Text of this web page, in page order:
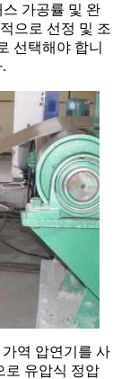
가공률 및 완
으로 선정 및 조
선택해야 합니
역 압연기를 사
로 유압식 정압